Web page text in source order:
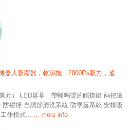
器人吸塵器，乾濕拖，2000Pa吸力，遙
元） LED屏幕，帶蜂鳴聲的觸摸鍵 兩把邊
防碰撞 自調節清洗系統 防墜落系統 安排吸
作模式...
... more info